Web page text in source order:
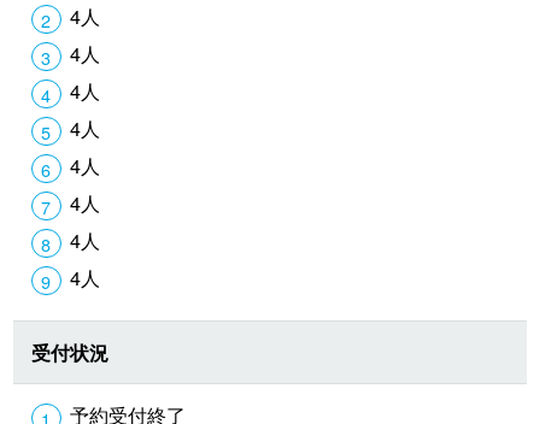
4人
4人
4人
4人
4人
4人
4人
4人
受付状況
予約受付終了